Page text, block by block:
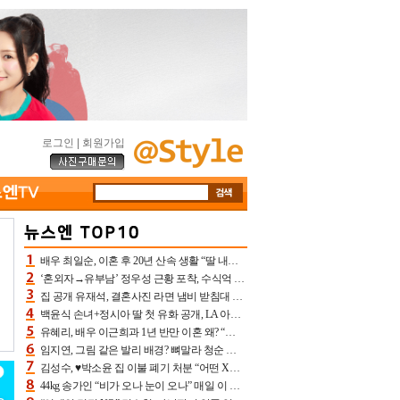
로그인 회원가입
배우 최일순, 이혼 후 20년 산속 생활 “딸 내가 버렸다고 원망‥맘 아파”(특종)[어제TV]
‘혼외자→유부남’ 정우성 근황 포착, 수식억 해킹 피해 후배 만났다 “존경하는”
집 공개 유재석, 결혼사진 라면 냄비 받침대 되고 분노‥가족사진도 피해(놀뭐)[어제TV]
백윤식 손녀+정시아 딸 첫 유화 공개, LA 아트쇼→서울국제조각페스타 작가다운 수준급 실력
유혜리, 배우 이근희과 1년 반만 이혼 왜? “식칼 꽂고 의자 던져” 충격 폭로(특종)[어제TV]
임지연, 그림 같은 발리 배경? 뼈말라 청순 비키니 핏에 상대 안 되네
김성수, ♥박소윤 집 이불 폐기 처분 “어떤 X이랑 썼을지 몰라” 질투(신랑수업2)[어제TV]
44kg 송가인 “비가 오나 눈이 오나” 매일 이 운동, 허벅지 근육량 상승+체지방 감소